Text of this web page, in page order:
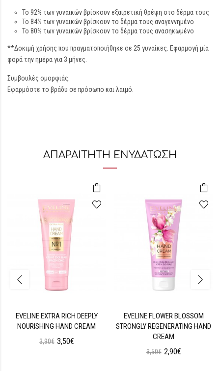
Το 92% των γυναικών βρίσκουν εξαιρετική θρέψη στο δέρμα τους
Το 84% των γυναικών βρίσκουν το δέρμα τους αναγεννημένο
Το 80% των γυναικών βρίσκουν το δέρμα τους ανασηκωμένο
**Δοκιμή χρήσης που πραγματοποιήθηκε σε 25 γυναίκες. Εφαρμογή μία
φορά την ημέρα για 3 μήνες.
Συμβουλές ομορφιάς:
Εφαρμόστε το βράδυ σε πρόσωπο και λαιμό.
ΑΠΑΡΑΙΤΗΤΗ ΕΝΥΔΑΤΩΣΗ
EVELINE EXTRA RICH DEEPLY
NOURISHING HAND CREAM
3,90€ 3,50€
EVELINE FLOWER BLOSSOM
STRONGLY REGENERATING HAND
CREAM
3,50€ 2,90€